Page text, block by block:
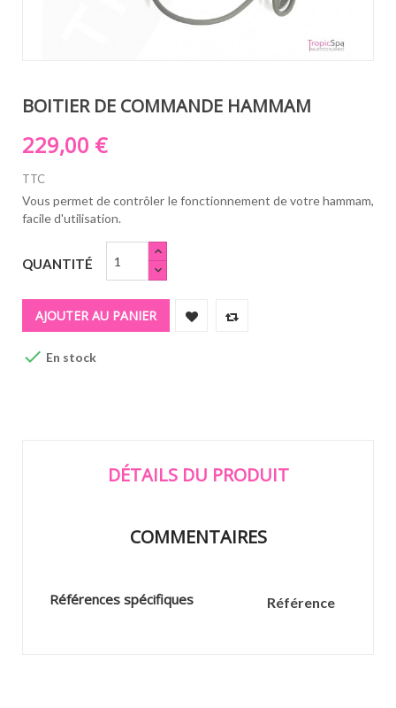
BOITIER DE COMMANDE HAMMAM
229,00 €
TTC
Vous permet de contrôler le fonctionnement de votre hammam,
facile d'utilisation.
QUANTITÉ
AJOUTER AU PANIER
 En stock
DÉTAILS DU PRODUIT
COMMENTAIRES
Référence
Références spécifiques